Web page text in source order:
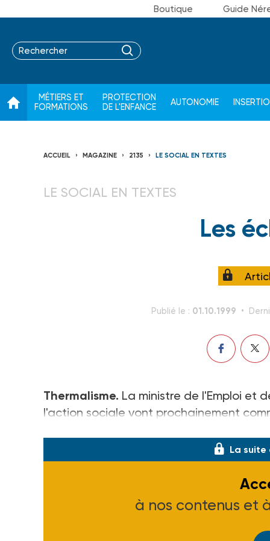
Boutique Guide
MÉTIERS ET
FORMATIONS
PROTECTION
DE L'ENFANCE
AUTONOMIE
ACCUEIL MAGAZINE 2135 LE SOCIAL EN TEXTES
LE SOCIAL EN TEXTES
Les
Publié le : 01.10.1999
Thermalisme. La ministre de l'Emploi et
l'action sociale vont prochainement
La suite
à nos contenus et